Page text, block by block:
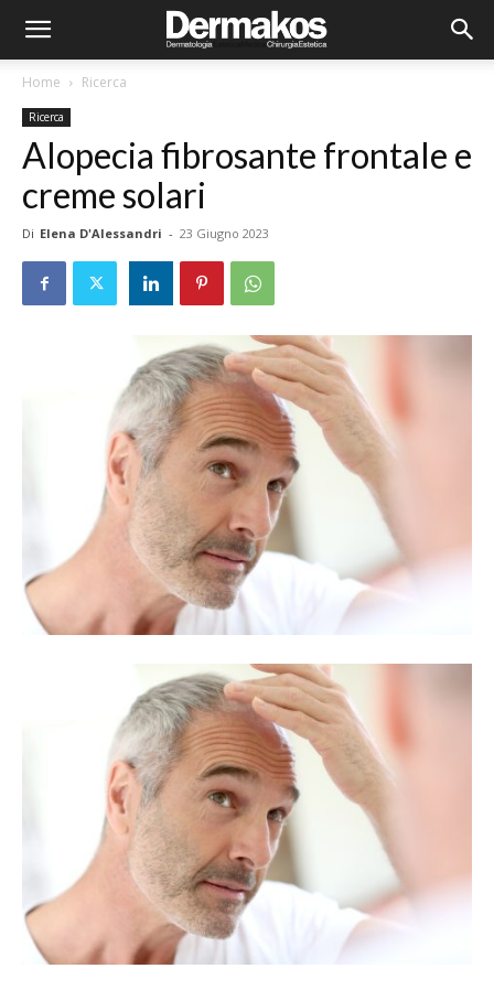
Home Ricerca
Ricerca
Alopecia fibrosante frontale e
creme solari
Di Elena D'Alessandri - 23 Giugno 2023